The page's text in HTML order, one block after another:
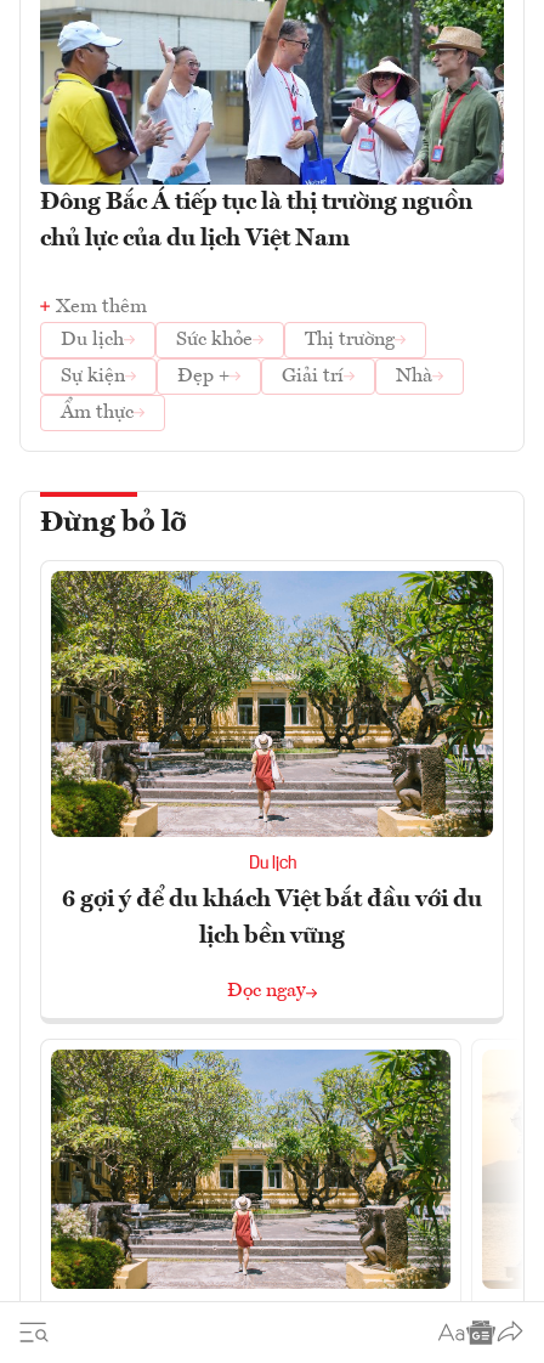
Đông Bắc Á tiếp tục là thị trường nguồn
chủ lực của du lịch Việt Nam
Xem thêm
Du lịch
Sức khỏe
Thị trường
Sự kiện
Đẹp + Giải trí
Nhà
Ẩm thực
Đừng bỏ lỡ
Du lịch
6 gợi ý để du khách Việt bắt đầu với du
lịch bền vững
Đọc ngay